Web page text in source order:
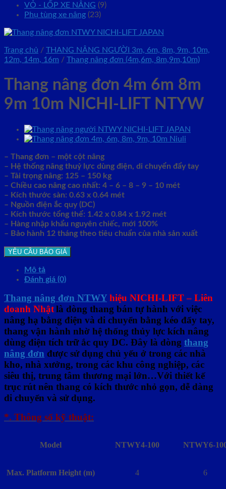
VỎ - LỐP XE NÂNG (9)
Phụ tùng xe nâng (23)
Trang chủ / THANG NÂNG NGƯỜI 3m, 6m, 8m, 9m, 10m,
12m, 14m, 16m / Thang nâng đơn (4m,6m, 8m,9m,10m)
Thang nâng đơn 4m 6m 8m
9m 10m NICHI-LIFT NTYW
– Thang đơn – một cột nâng
– Hệ thống nâng thuỷ lực dùng điện, di chuyển đẩy tay
– Tải trọng nâng: 125 – 150 kg
– Chiều cao nâng cao nhất: 4 – 6 – 8 – 9 – 10 mét
– Kích thước sàn: 0.63 x 0.64 mét
– Nguồn điện ắc quy (DC)
– Kích thước tổng thể: 1.42 x 0.84 x 1.92 mét
– Hàng nhập khẩu nguyên chiếc, mới 100%
– Bảo hành 12 tháng theo tiêu chuẩn của nhà sản xuất
YÊU CẦU BÁO GIÁ
Mô tả
Đánh giá (0)
Thang nâng đơn NTWY hiệu NICHI-LIFT – Liên
doanh Nhậtlà dòng thang bán tự hành với việc
nâng hạ bằng điện và di chuyển bằng kéo đẩy tay,
thang vận hành nhờ hệ thống thủy lực kích nâng
dùng điện tích trữ ắc quy DC. Đây là dòng thang
nâng đơn được sử dụng chủ yếu ở trong các nhà
kho, nhà xưởng, trong các khu công nghiệp, các
siêu thị, trung tâm thương mại lớn…Với thiết kế
trục rút nên thang có kích thước nhỏ gọn, dễ dàng
di chuyển và sử dụng.
*. Thông số kỹ thuật:
Model NTWY4-100 NTWY6-
Max. Platform Height (m) 4 6